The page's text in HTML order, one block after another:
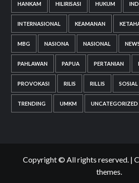
HANKAM HILIRISASI HUKUM
INTERNASIONAL KEAMANAN
MBG NASIONA NASIONAL
PAHLAWAN PAPUA PERTANIAN
PROVOKASI RILIS RILLIS SOSIAL
TRENDING UMKM UNCATEGORIZED
Copyright © All rights reserved. |
themes.